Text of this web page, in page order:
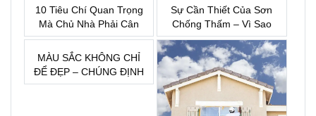
10 Tiêu Chí Quan Trọng
Mà Chủ Nhà Phải Cân
Nhắc Trước Khi Lựa
Chọn Sơn Nước
Sự Cần Thiết Của Sơn
Chống Thấm – Vì Sao
Đây Là Khoản Đầu Tư
Bắt Buộc Khi Xây Nhà?
MÀU SẮC KHÔNG CHỈ
ĐỂ ĐẸP – CHÚNG ĐỊNH
HÌNH CẢM XÚC CỦA